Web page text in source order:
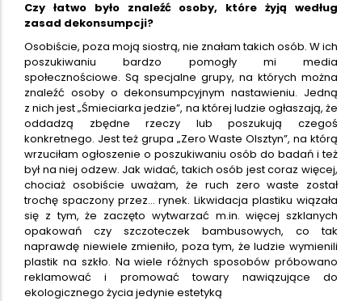
Czy łatwo było znaleźć osoby, które żyją według
zasad dekonsumpcji?
Osobiście, poza moją siostrą, nie znałam takich osób. W ich
poszukiwaniu bardzo pomogły mi media
społecznościowe. Są specjalne grupy, na których można
znaleźć osoby o dekonsumpcyjnym nastawieniu. Jedną
z nich jest „Śmieciarka jedzie”, na której ludzie ogłaszają, że
oddadzą zbędne rzeczy lub poszukują czegoś
konkretnego. Jest też grupa „Zero Waste Olsztyn”, na którą
wrzuciłam ogłoszenie o poszukiwaniu osób do badań i też
był na niej odzew. Jak widać, takich osób jest coraz więcej,
chociaż osobiście uważam, że ruch zero waste został
trochę spaczony przez… rynek. Likwidacja plastiku wiązała
się z tym, że zaczęto wytwarzać m.in. więcej szklanych
opakowań czy szczoteczek bambusowych, co tak
naprawdę niewiele zmieniło, poza tym, że ludzie wymienili
plastik na szkło. Na wiele różnych sposobów próbowano
reklamować i promować towary nawiązujące do
ekologicznego życia jedynie estetyką